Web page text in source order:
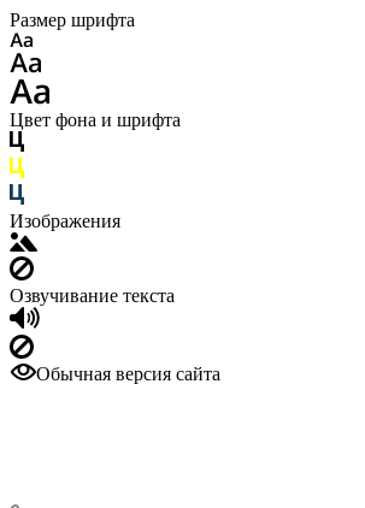
Размер шрифта
Цвет фона и шрифта
Изображения
Озвучивание текста
Обычная версия сайта